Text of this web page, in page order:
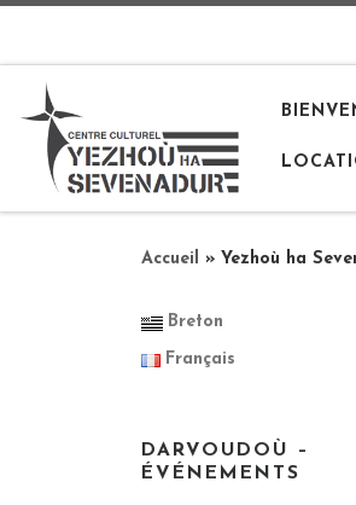
Accueil » Yezhoù ha
Breton
Français
DARVOUDOÙ –
ÉVÉNEMENTS